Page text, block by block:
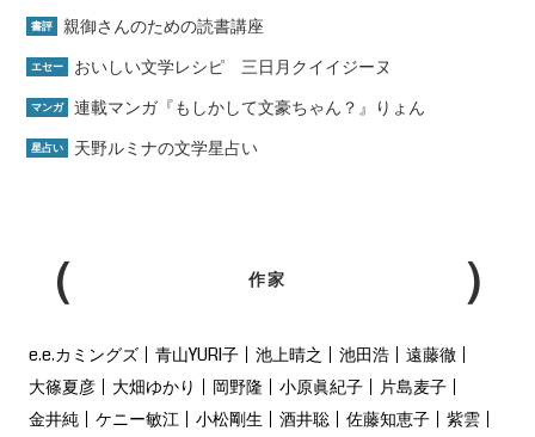
書評 親御さんのための読書講座
エセー おいしい文学レシピ 三日月クイイジーヌ
マンガ 連載マンガ『もしかして文豪ちゃん？』りょん
星占い 天野ルミナの文学星占い
作家
e.e.カミングズ 青山YURI子 池上晴之 池田浩
遠藤徹
大篠夏彦
大畑ゆかり 岡野隆 小原眞紀子
片島麦子
金井純
ケニー敏江 小松剛生 酒井聡 佐藤知恵子
紫雲